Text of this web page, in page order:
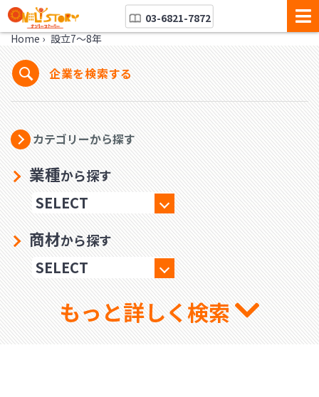
03-6821-7872
Home › 設立7〜8年
企業を検索する
カテゴリーから探す
業種から探す
商材から探す
もっと詳しく検索